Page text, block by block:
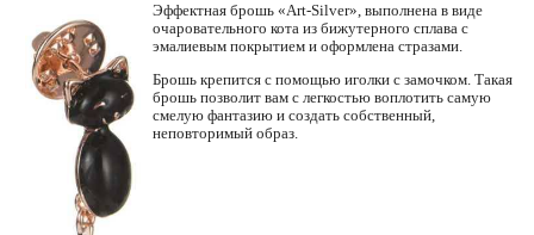
Эффектная брошь «Art-Silver», выполнена в виде
очаровательного кота из бижутерного сплава с
эмалиевым покрытием и оформлена стразами.
Брошь крепится с помощью иголки с замочком. Такая
брошь позволит вам с легкостью воплотить самую
смелую фантазию и создать собственный,
неповторимый образ.